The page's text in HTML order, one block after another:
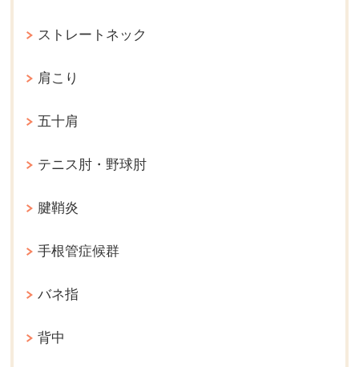
ストレートネック
肩こり
五十肩
テニス肘・野球肘
腱鞘炎
手根管症候群
バネ指
背中